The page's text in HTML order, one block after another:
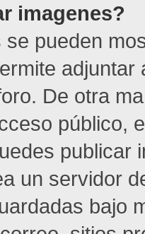
imagenes?
pueden
De otra
público,
publicar
un servidor
bajo